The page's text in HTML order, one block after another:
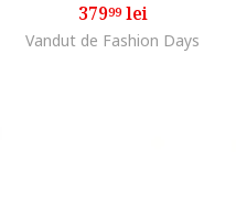
37999lei
Vandut de Fashion Days